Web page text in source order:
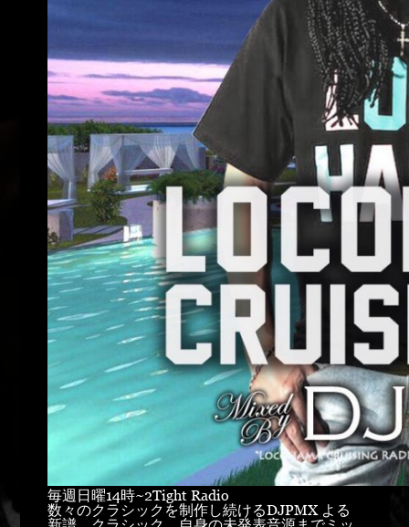
毎週日曜14時~2Tight Radio
数々のクラシックを制作し続けるDJPMX よる